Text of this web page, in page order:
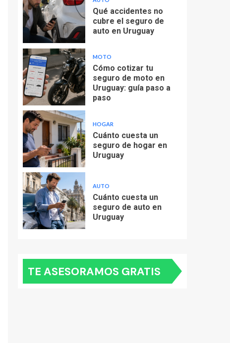
Qué accidentes no
cubre el seguro de
auto en Uruguay
MOTO
Cómo cotizar tu
seguro de moto en
Uruguay: guía paso a
paso
HOGAR
Cuánto cuesta un
seguro de hogar en
Uruguay
AUTO
Cuánto cuesta un
seguro de auto en
Uruguay
TE ASESORAMOS GRATIS